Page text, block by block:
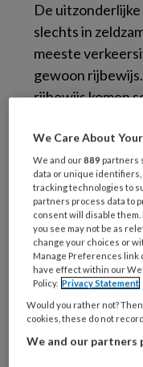
De
slechts in
meeste
gewoon
rijbewijs komen
beetje
heel eind. Het
van.
Er bestaat een
besef is helaas
opleiding voor
een psycholoog
hoger en hoger,
significant
We Care About
We and our889 partners
data or unique identifiers,
tracking technologies to
partners process data to
consent will disable
you see may not be as
change your choices or
Manage Preferences link
have effect within our
Policy. Privacy Statement
Would you rather not?
cookies, these do not
We and our partners